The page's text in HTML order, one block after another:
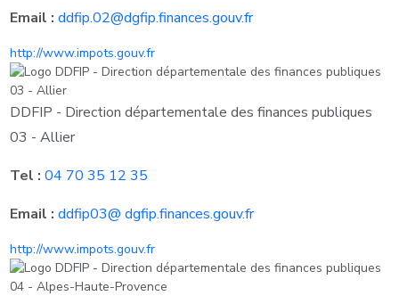
Email : ddfip.02@dgfip.finances.gouv.fr
http://www.impots.gouv.fr
DDFIP - Direction départementale des finances publiques
03 - Allier
Tel : 04 70 35 12 35
Email : ddfip03@ dgfip.finances.gouv.fr
http://www.impots.gouv.fr